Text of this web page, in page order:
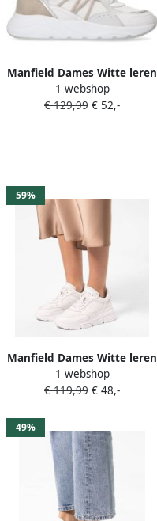
Manfield Dames Witte leren
sneakers
1 webshop
€ 129,99 € 52,-
59%
Manfield Dames Witte leren
sneakers
1 webshop
€ 119,99 € 48,-
49%